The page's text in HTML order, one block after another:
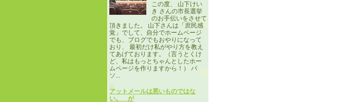
この度、 山下けい
き さんの市長選挙
のお手伝いをさせて
頂きました。 山下さんは「庶民感
覚」でして、自分でホームページ
でも、ブログでもおやりになって
おり、 最初だけ私がやり方を教え
てあげております。（言うとくけ
ど、私はもっとちゃんとしたホー
ムページを作りますから！） パ
ソ...
アットメールは悪いものではな
い。 が